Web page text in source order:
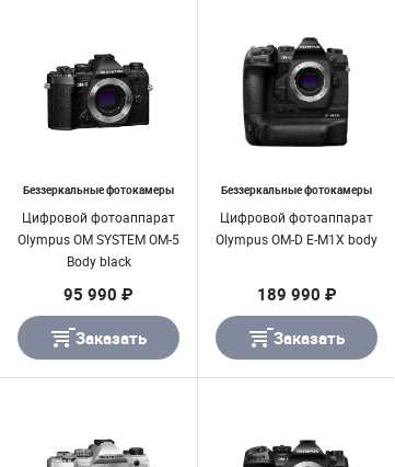
Беззеркальные фотокамеры
Цифровой фотоаппарат
Olympus OM SYSTEM OM-5
Body black
95 990 ₽
Заказать
Беззеркальные фотокамеры
Цифровой фотоаппарат
Olympus OM-D E-M1X body
189 990 ₽
Заказать